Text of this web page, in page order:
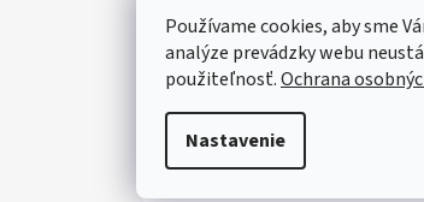
Používame cookies, aby sme
analýze prevádzky webu
použiteľnosť.Ochrana
Nastavenie